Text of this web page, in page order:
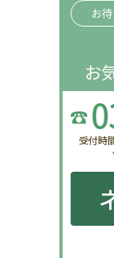
お
お
受付時